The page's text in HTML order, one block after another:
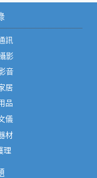
訊
影
音
居
品
儀
材
理